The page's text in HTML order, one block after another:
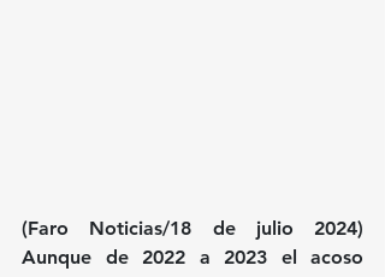
(Faro Noticias/18 de julio 2024)
Aunque de 2022 a 2023 el acoso